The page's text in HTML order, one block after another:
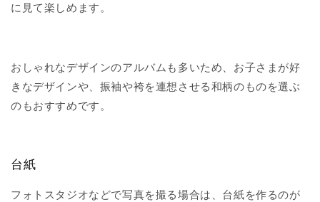
に見て楽しめます。
おしゃれなデザインのアルバムも多いため、お子さまが好
きなデザインや、振袖や袴を連想させる和柄のものを選ぶ
のもおすすめです。
台紙
フォトスタジオなどで写真を撮る場合は、台紙を作るのが